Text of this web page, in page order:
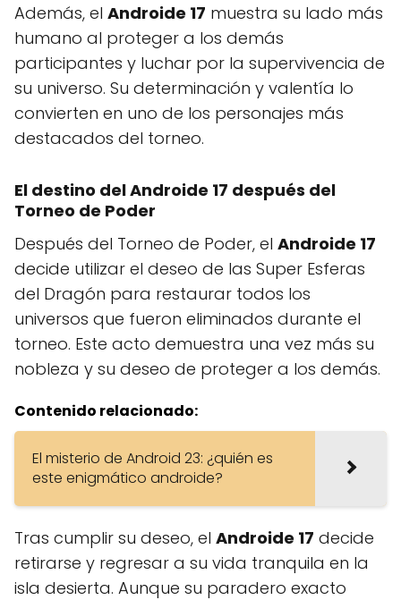
Además, el Androide 17 muestra su lado más
humano al proteger a los demás
participantes y luchar por la supervivencia de
su universo. Su determinación y valentía lo
convierten en uno de los personajes más
destacados del torneo.
El destino del Androide 17 después del
Torneo de Poder
Después del Torneo de Poder, el Androide 17
decide utilizar el deseo de las Super Esferas
del Dragón para restaurar todos los
universos que fueron eliminados durante el
torneo. Este acto demuestra una vez más su
nobleza y su deseo de proteger a los demás.
Contenido relacionado:
El misterio de Android 23: ¿quién es
este enigmático androide?
Tras cumplir su deseo, el Androide 17 decide
retirarse y regresar a su vida tranquila en la
isla desierta. Aunque su paradero exacto